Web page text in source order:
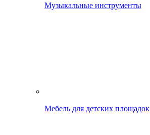
Музыкальные инструменты
Мебель для детских площадок